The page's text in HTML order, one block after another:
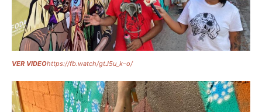
VER VIDEOhttps://fb.watch/gtJ5u_k–o/